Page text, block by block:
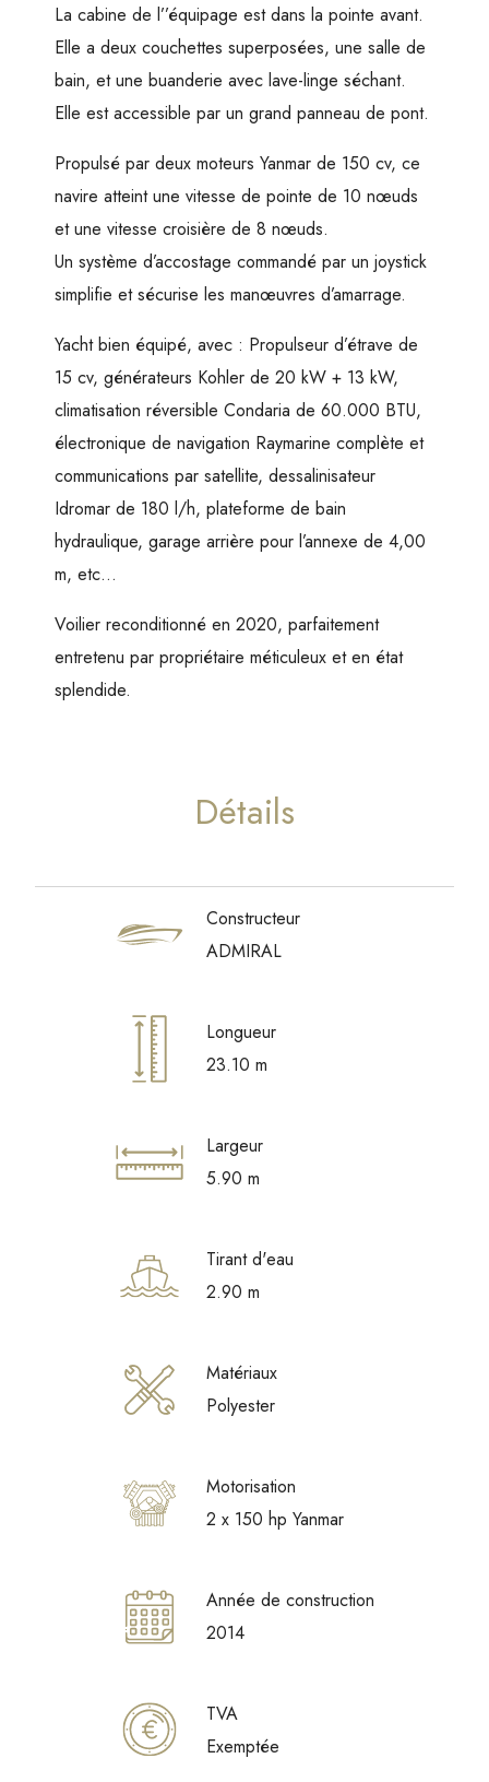
La cabine de l’’équipage est dans la pointe avant.
Elle a deux couchettes superposées, une salle de
bain, et une buanderie avec lave-linge séchant.
Elle est accessible par un grand panneau de pont.
Propulsé par deux moteurs Yanmar de 150 cv, ce
navire atteint une vitesse de pointe de 10 nœuds
et une vitesse croisière de 8 nœuds.
Un système d’accostage commandé par un joystick
simplifie et sécurise les manœuvres d’amarrage.
Yacht bien équipé, avec : Propulseur d’étrave de
15 cv, générateurs Kohler de 20 kW + 13 kW,
climatisation réversible Condaria de 60.000 BTU,
électronique de navigation Raymarine complète et
communications par satellite, dessalinisateur
Idromar de 180 l/h, plateforme de bain
hydraulique, garage arrière pour l’annexe de 4,00
m, etc…
Voilier reconditionné en 2020, parfaitement
entretenu par propriétaire méticuleux et en état
splendide.
Détails
Constructeur
ADMIRAL
Longueur
23.10 m
Largeur
5.90 m
Tirant d'eau
2.90 m
Matériaux
Polyester
Motorisation
2 x 150 hp Yanmar
Année de construction
2014
TVA
Exemptée